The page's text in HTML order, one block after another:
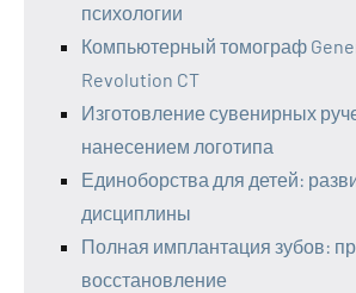
психологии
Компьютерный томограф
Revolution CT
Изготовление сувенирных
нанесением логотипа
Единоборства для детей:
дисциплины
Полная имплантация зубов:
восстановление